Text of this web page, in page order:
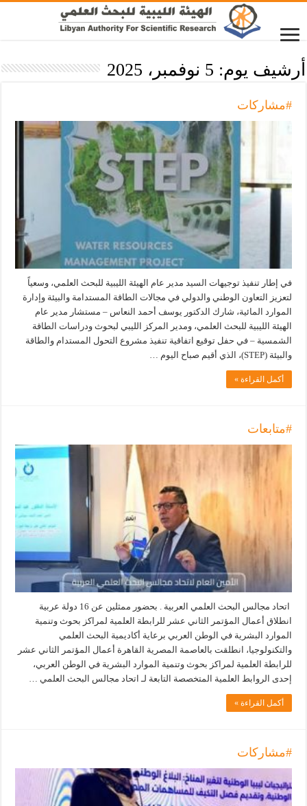
أرشيف يوم: 5 نوفمبر، 2025
#مشاركات
في إطار تنفيذ توجيهات السيد مدير عام الهيئة الليبية للبحث العلمي، وسعياً
لتعزيز التعاون الوطني والدولي في مجالات الطاقة المستدامة والبيئة وإدارة
الموارد المائية، شارك الدكتور يوسف أحمد النعاس – مستشار مدير عام
الهيئة الليبية للبحث العلمي، ومدير المركز الليبي لبحوث ودراسات الطاقة
الشمسية – في حفل توقيع اتفاقية تنفيذ مشروع التحول المستدام والطاقة
والبيئة (STEP)، الذي أقيم صباح اليوم …
أكمل القراءة »
#متابعات
اتحاد مجالس البحث العلمي العربية . بحضور ممثلين عن 16 دولة عربية
انطلاق أعمال المؤتمر الثاني عشر للرابطة العلمية لمراكز بحوث وتنمية
الموارد البشرية في الوطن العربي برعاية أكاديمية البحث العلمي
والتكنولوجيا، انطلقت بالعاصمة المصرية القاهرة أعمال المؤتمر الثاني عشر
للرابطة العلمية لمراكز بحوث وتنمية الموارد البشرية في الوطن العربي،
إحدى الروابط العلمية المتخصصة التابعة لـ اتحاد مجالس البحث العلمي …
أكمل القراءة »
#مشاركات